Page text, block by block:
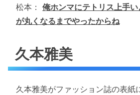
松本： 俺ホンマにテトリス上手
が丸くなるまでやったからね
久本雅美
久本雅美がファッション誌の表紙